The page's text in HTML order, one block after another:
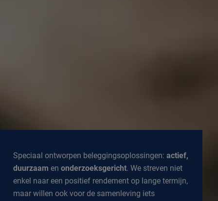
Speciaal ontworpen beleggingsoplossingen: actief,
duurzaam en onderzoeksgericht. We streven niet
enkel naar een positief rendement op lange termijn,
maar willen ook voor de samenleving iets